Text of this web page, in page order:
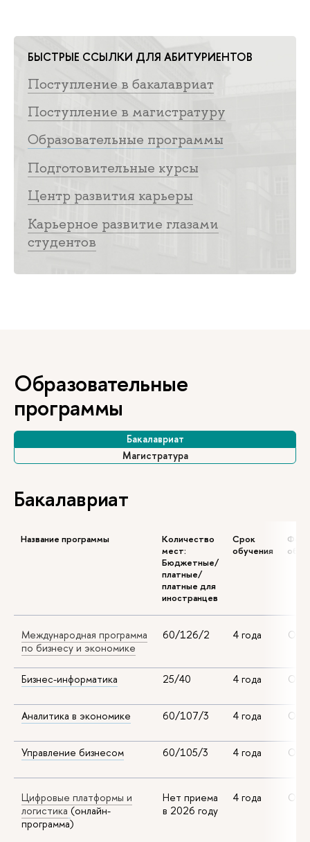
БЫСТРЫЕ ССЫЛКИ ДЛЯ АБИТУРИЕНТОВ
Поступление в бакалавриат
Поступление в магистратуру
Образовательные программы
Подготовительные курсы
Центр развития карьеры
Карьерное развитие глазами
студентов
Образовательные
программы
Бакалавриат
Магистратура
Бакалавриат
Название программы
Количество
мест:
Бюджетные/
платные/
платные для
иностранцев
Срок
обучения
Международная программа
по бизнесу и экономике
60/126/2 4 года
Бизнес-информатика 25/40 4 года
Аналитика в экономике 60/107/3 4 года
Управление бизнесом 60/105/3 4 года
Цифровые платформы и
логистика (онлайн-
программа)
Нет приема
в 2026 году
4 года